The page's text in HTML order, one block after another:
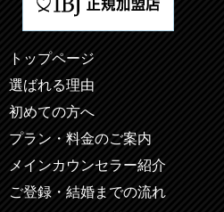
トップページ
選ばれる理由
初めての方へ
プラン・料金のご案内
メインカウンセラー紹介
ご登録・結婚までの流れ